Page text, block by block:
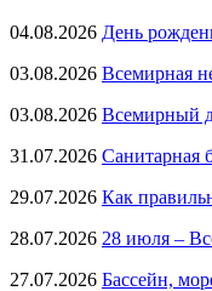
04.08.2026 День
03.08.2026 Всемирная
03.08.2026 Всемирный
31.07.2026 Санитарная
29.07.2026 Как
28.07.2026 28 июля –
27.07.2026 Бассейн,